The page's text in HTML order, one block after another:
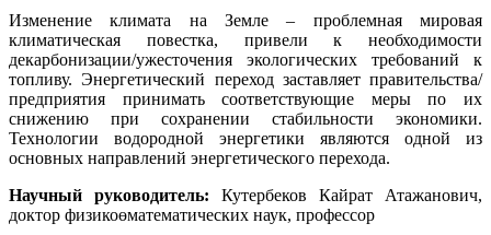
Изменение климата на Земле – проблемная мировая
климатическая повестка, привели к необходимости
декарбонизации/ужесточения экологических требований к
топливу. Энергетический переход заставляет правительства/
предприятия принимать соответствующие меры по их
снижению при сохранении стабильности экономики.
Технологии водородной энергетики являются одной из
основных направлений энергетического перехода.
Научный руководитель: Кутербеков Кайрат Атажанович,
доктор физикоөматематических наук, профессор